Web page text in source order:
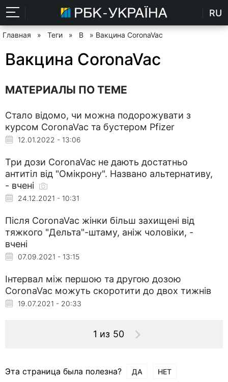
RU
Главная » Теги » В » Вакцина CoronaVac
Вакцина CoronaVac
МАТЕРИАЛЫ ПО ТЕМЕ
Стало відомо, чи можна подорожувати з
курсом CoronaVac та бустером Pfizer
12.01.2022 - 13:06
Три дози CoronaVac не дають достатньо
антитіл від "Омікрону". Названо альтернативу,
- вчені
24.12.2021 - 10:31
Після CoronaVac жінки більш захищені від
тяжкого "Дельта"-штаму, аніж чоловіки, -
вчені
07.09.2021 - 13:15
Інтервал між першою та другою дозою
CoronaVac можуть скоротити до двох тижнів
19.07.2021 - 20:33
1 из 50
Эта страница была полезна? ДА НЕТ